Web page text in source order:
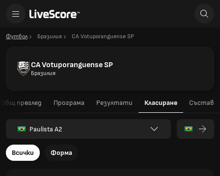
Футбол Бразилия CA Votuporanguense SP
CA Votuporanguense SP
Бразилия
Общ преглед Програма Резултати Класиране Състав
Paulista A2
Всички Форма